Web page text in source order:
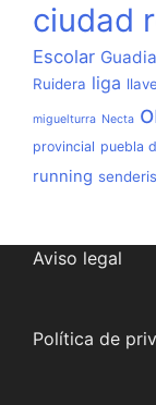
ciudad
Escolar
Ruidera liga
miguelturra Necta
provincial puebla
running
Aviso legal
Política de